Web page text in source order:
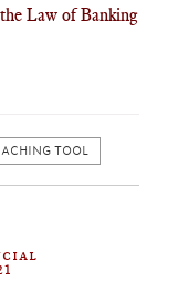
Law of Banking
TOOL